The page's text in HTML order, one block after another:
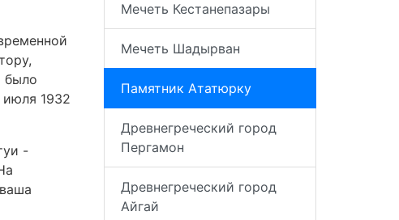
было
1932
-
Мечеть Кестанепазары
Мечеть Шадырван
Памятник Ататюрку
Древнегреческий город
Пергамон
Древнегреческий город
Айгай